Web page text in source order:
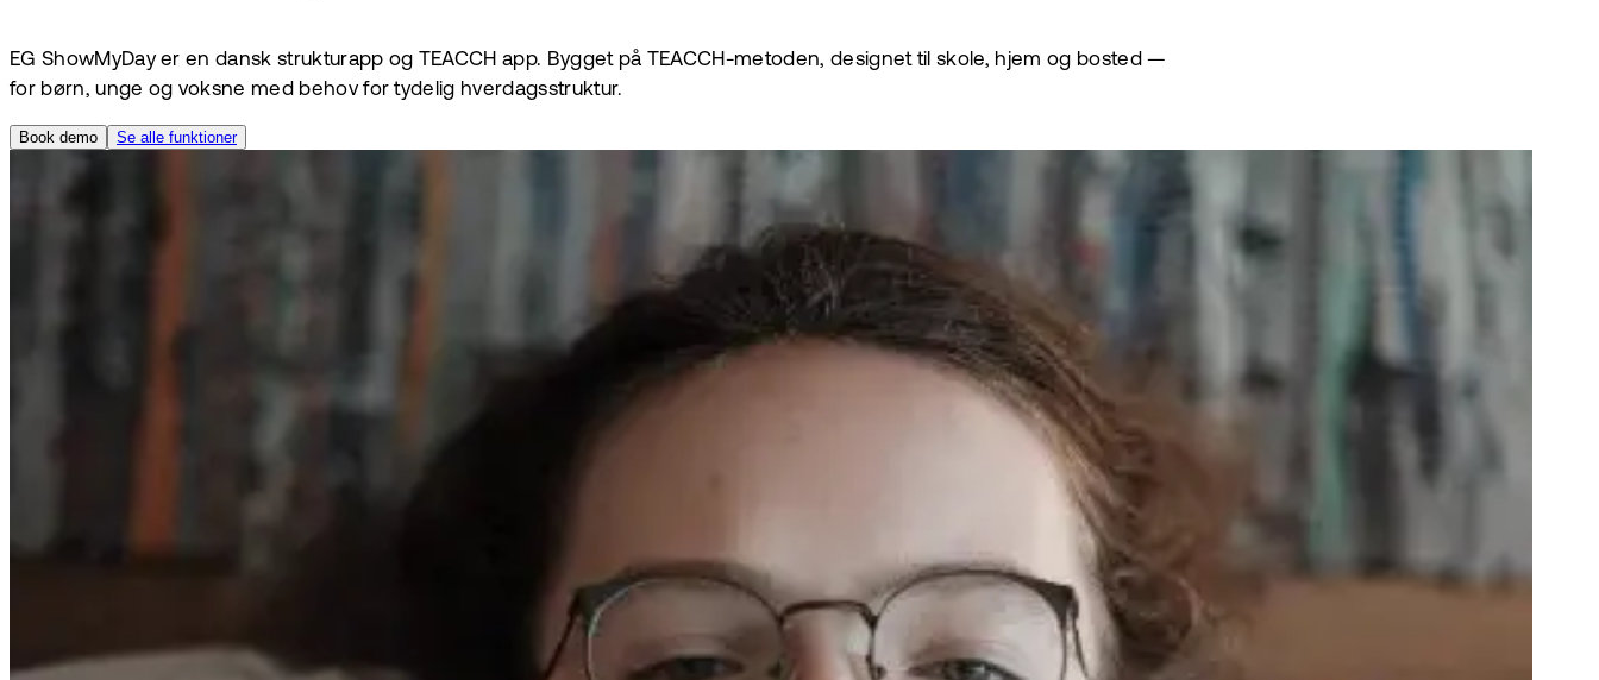
EG ShowMyDay er en dansk strukturapp og TEACCH app. Bygget på TEACCH-metoden, designet til skole, hjem og bosted —
for børn, unge og voksne med behov for tydelig hverdagsstruktur.
Book demo Se alle funktioner